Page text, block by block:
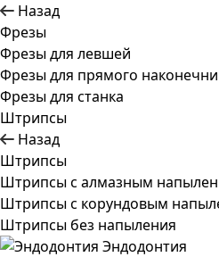
Назад
Фрезы
Фрезы для левшей
Фрезы для прямого
Фрезы для станка
Штрипсы
Назад
Штрипсы
Штрипсы c алмазным
Штрипсы c корундовым
Штрипсы без напыления
Эндодонтия